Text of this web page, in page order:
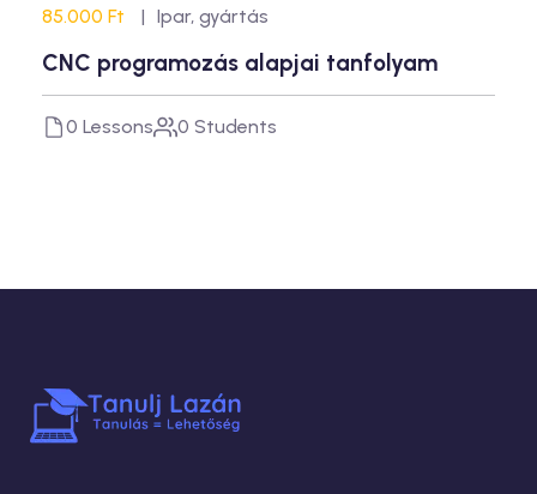
85.000 Ft Ipar, gyártás
CNC programozás alapjai tanfolyam
0 Lessons 0 Students